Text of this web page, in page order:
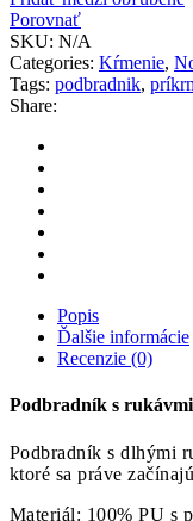
Porovnať
SKU: N/A
Categories: Kŕmenie,
Tags: podbradnik,
Share:
Popis
Ďalšie informácie
Recenzie (0)
Podbradník s
Podbradník s dlhými
ktoré sa práve
Materiál: 100% PU s